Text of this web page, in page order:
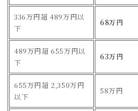
336万円超 489万円以
下
68万円
489万円超 655万円以
下
63万円
655万円超 2,350万円
以下
58万円